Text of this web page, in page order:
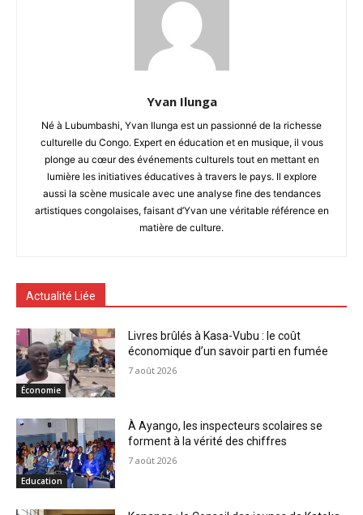
Yvan Ilunga
Né à Lubumbashi, Yvan Ilunga est un passionné de la richesse
culturelle du Congo. Expert en éducation et en musique, il vous
plonge au cœur des événements culturels tout en mettant en
lumière les initiatives éducatives à travers le pays. Il explore
aussi la scène musicale avec une analyse fine des tendances
artistiques congolaises, faisant d’Yvan une véritable référence en
matière de culture.
Actualité Liée
Économie
Livres brûlés à Kasa-Vubu : le coût
économique d’un savoir parti en fumée
7 août 2026
Education
À Ayango, les inspecteurs scolaires se
forment à la vérité des chiffres
7 août 2026